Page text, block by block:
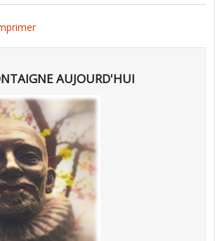
AUJOURD'HUI